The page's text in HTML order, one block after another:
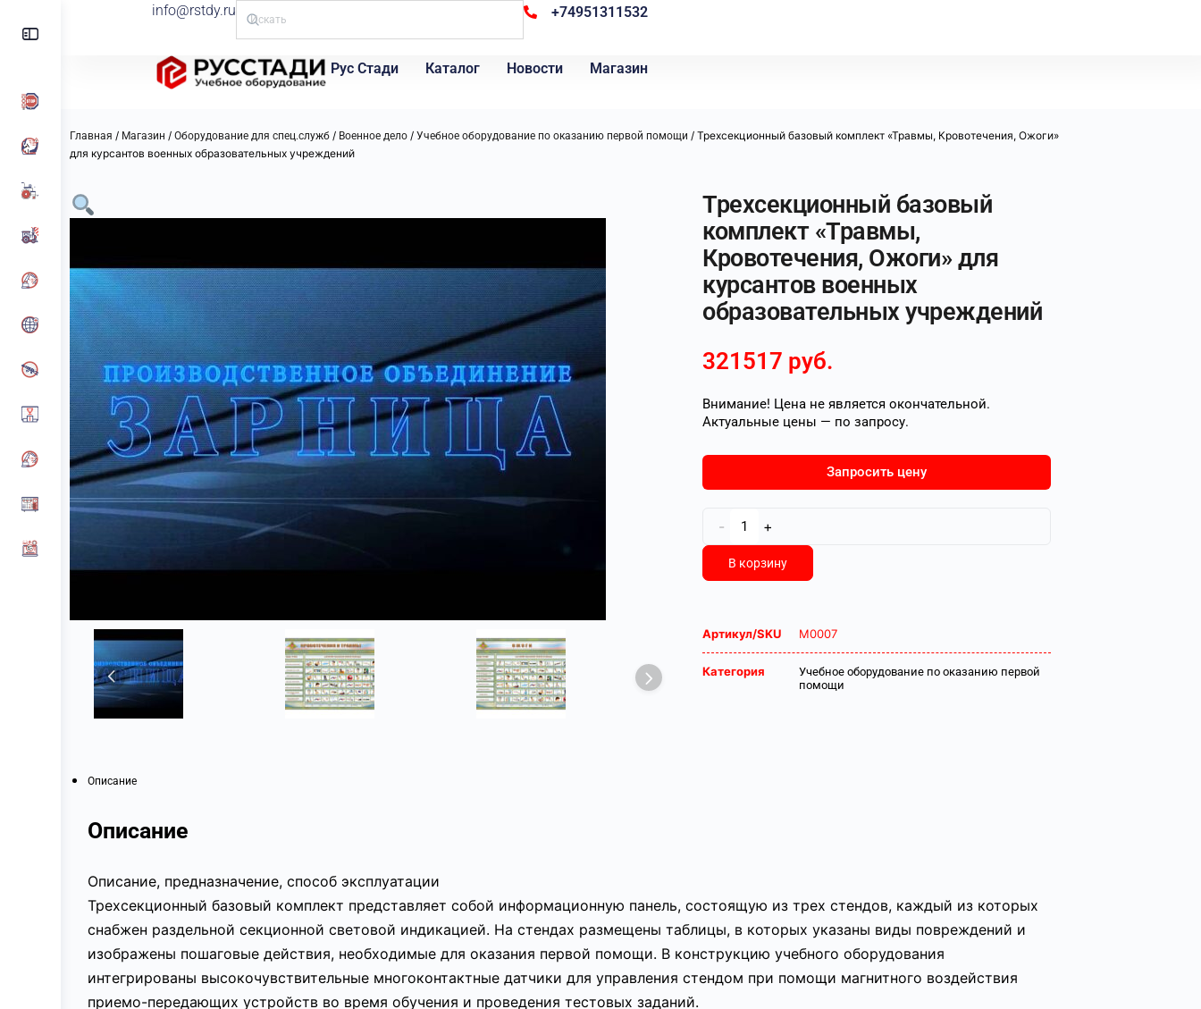
info@rstdy.ru +74951311532
Рус Стади Каталог Новости Магазин
Главная / Магазин / Оборудование для спец.служб / Военное дело / Учебное оборудование по оказанию первой помощи / Трехсекционный базовый комплект «Травмы, Кровотечения, Ожоги»
для курсантов военных образовательных учреждений
Трехсекционный базовый
комплект «Травмы,
Кровотечения, Ожоги» для
курсантов военных
образовательных учреждений
321517 руб.
Внимание! Цена не является окончательной.
Актуальные цены — по запросу.
Запросить цену
- +
В корзину
Артикул/SKU М0007
Категория
Учебное оборудование по оказанию первой
помощи
Описание
Описание
Описание, предназначение, способ эксплуатации
Трехсекционный базовый комплект представляет собой информационную панель, состоящую из трех стендов, каждый из которых
снабжен раздельной секционной световой индикацией. На стендах размещены таблицы, в которых указаны виды повреждений и
изображены пошаговые действия, необходимые для оказания первой помощи. В конструкцию учебного оборудования
интегрированы высокочувствительные многоконтактные датчики для управления стендом при помощи магнитного воздействия
приемо-передающих устройств во время обучения и проведения тестовых заданий.